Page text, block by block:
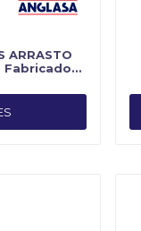
ARRASTO
Fabricado